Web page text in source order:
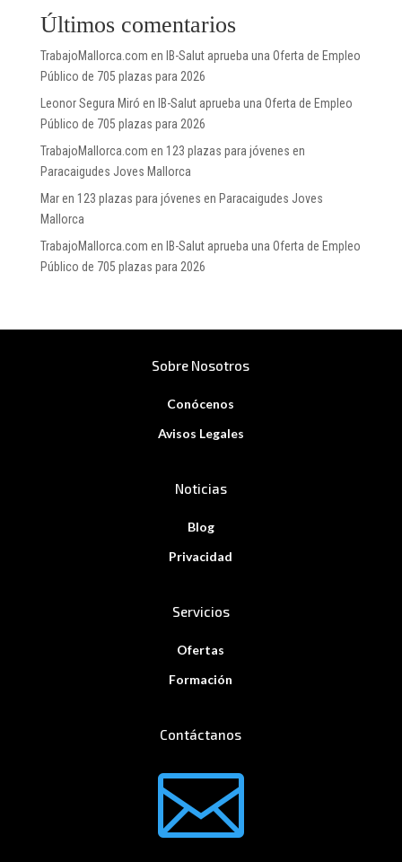
Últimos comentarios
TrabajoMallorca.com en IB-Salut aprueba una Oferta de Empleo
Público de 705 plazas para 2026
Leonor Segura Miró en IB-Salut aprueba una Oferta de Empleo
Público de 705 plazas para 2026
TrabajoMallorca.com en 123 plazas para jóvenes en
Paracaigudes Joves Mallorca
Maren 123 plazas para jóvenes en Paracaigudes Joves
Mallorca
TrabajoMallorca.com en IB-Salut aprueba una Oferta de Empleo
Público de 705 plazas para 2026
Sobre Nosotros
Conócenos
Avisos Legales
Noticias
Blog
Privacidad
Servicios
Ofertas
Formación
Contáctanos
